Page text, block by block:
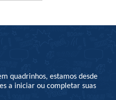
quadrinhos, estamos desde
a iniciar ou completar suas